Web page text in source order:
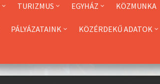
TURIZMUS EGYHÁZ KÖZMUNKA
PÁLYÁZATAINK KÖZÉRDEKŰ ADATOK